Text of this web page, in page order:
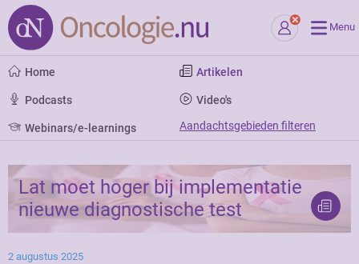
Menu
Home Artikelen
Podcasts Video's
Webinars/e-learnings Aandachtsgebieden filteren
Lat moet hoger bij implementatie
nieuwe diagnostische test
2 augustus 2025